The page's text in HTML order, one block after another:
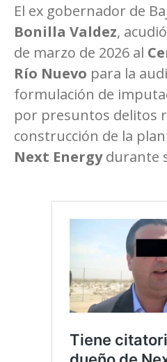
El ex gobernador de
Bonilla Valdez,
de marzo de 2026 al
Río Nuevo para la
formulación de
por presuntos delitos
construcción de la
Next Energydurante